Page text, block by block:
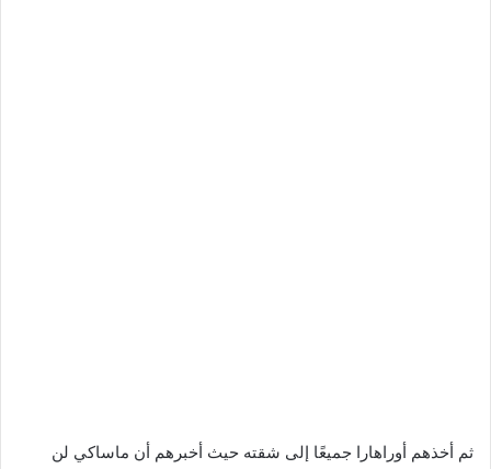
ثم أخذهم أوراهارا جميعًا إلى شقته حيث أخبرهم أن ماساكي لن